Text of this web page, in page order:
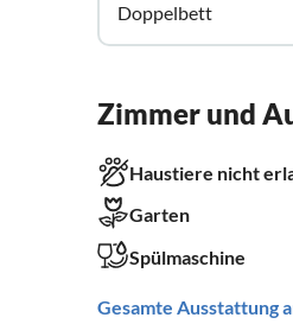
Doppelbett
Zimmer und
Haustiere nicht
Garten
Spülmaschine
Gesamte Ausstattung